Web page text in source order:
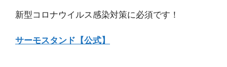
新型コロナウイルス感染対策に必須です！
サーモスタンド【公式】